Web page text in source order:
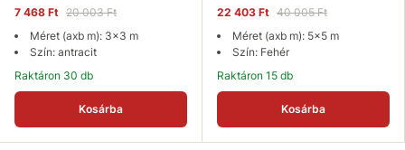
7 468 Ft 20 003 Ft
Méret (axb m): 3x3 m
Szín: antracit
Raktáron 30 db
Kosárba
22 403 Ft 40 005 Ft
Méret (axb m): 5x5 m
Szín: Fehér
Raktáron 15 db
Kosárba